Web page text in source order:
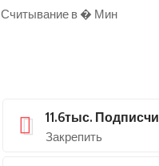
Считывание в � Мин
11.6тыс.
Закрепить